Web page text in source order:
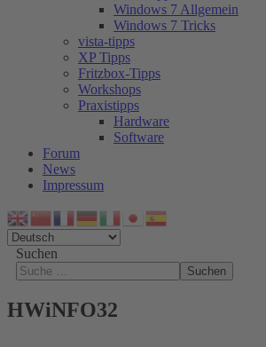
Windows 7 Allgemein
Windows 7 Tricks
vista-tipps
XP Tipps
Fritzbox-Tipps
Workshops
Praxistipps
Hardware
Software
Forum
News
Impressum
Suchen
Suchen
HWiNFO32